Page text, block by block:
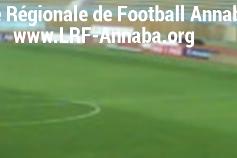
de Football
www.LRF-Annaba.org